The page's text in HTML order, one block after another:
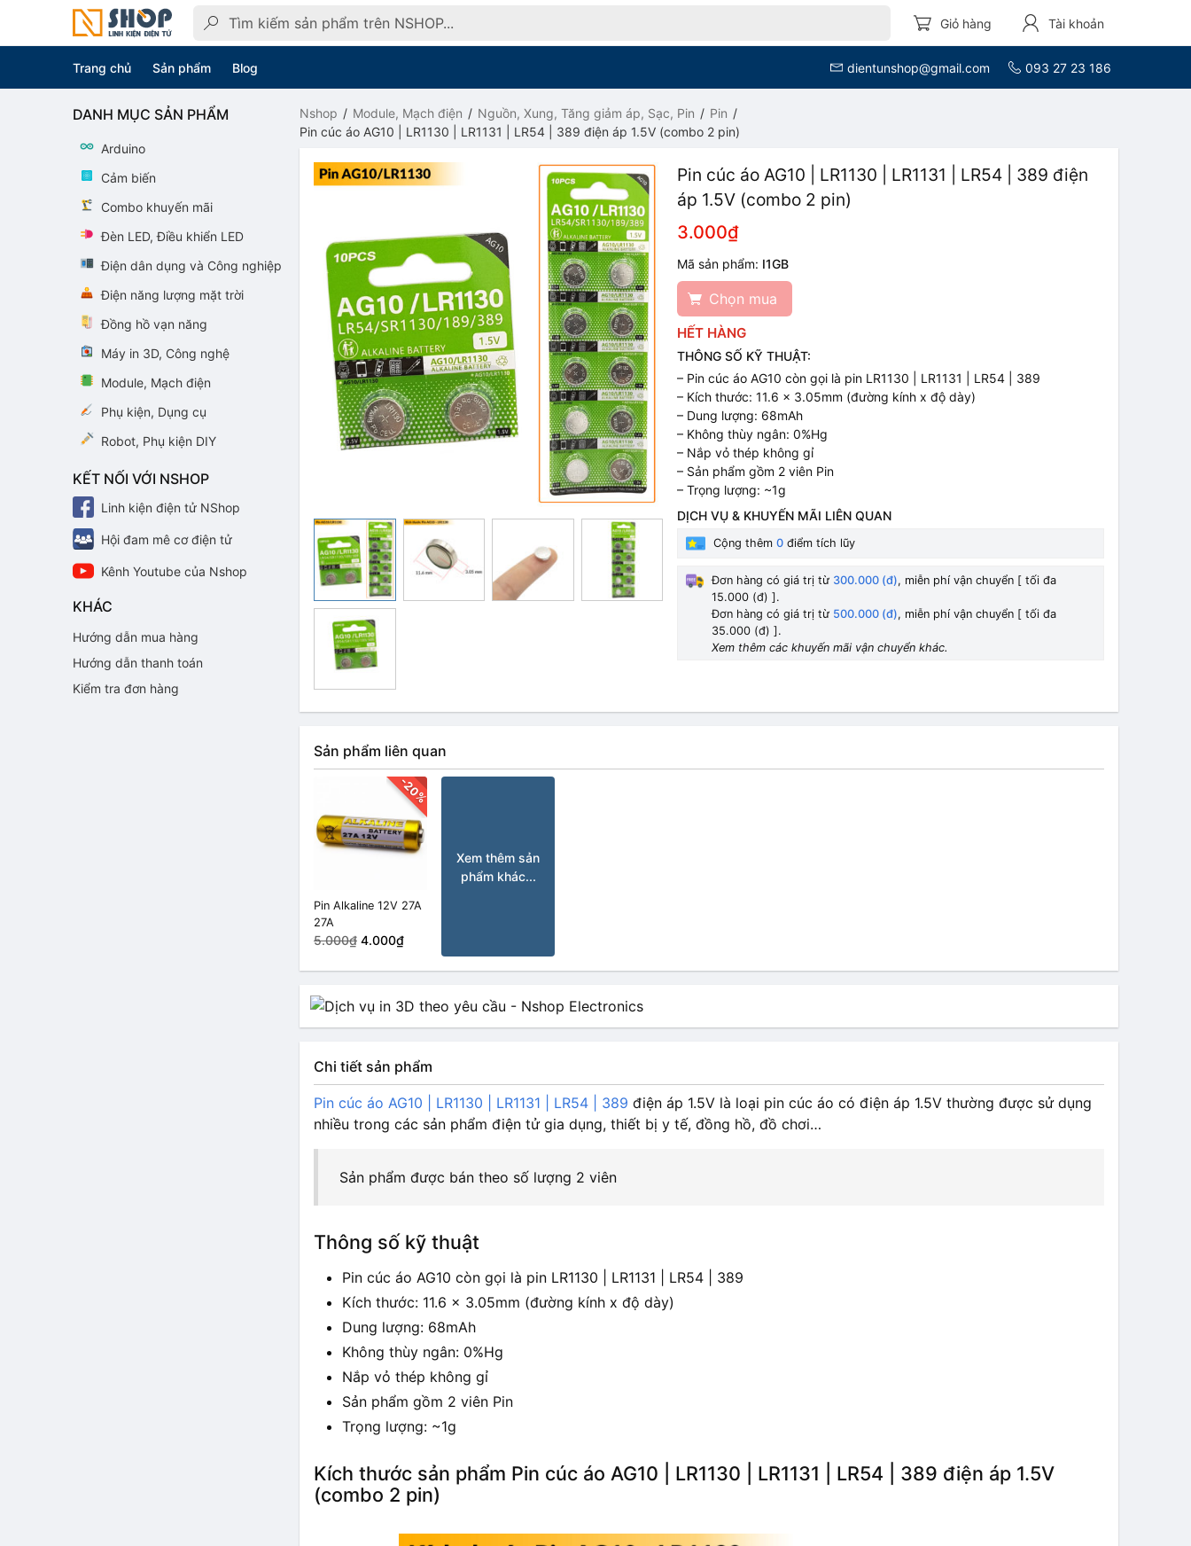
Giỏ hàng Tài khoản
Trang chủ Sản phẩm Blog dientunshop@gmail.com 093 27 23 186
Nshop Module, Mạch điện Nguồn, Xung, Tăng giảm áp, Sạc, Pin
Pin
Pin cúc áo AG10 | LR1130 | LR1131 | LR54 | 389 điện áp 1.5V (combo 2 pin)
Pin cúc áo AG10 | LR1130 | LR1131 | LR54 | 389 điện
áp 1.5V (combo 2 pin)
3.000₫
Mã sản phẩm: I1GB
Chọn mua
HẾT HÀNG
THÔNG SỐ KỸ THUẬT:
– Pin cúc áo AG10 còn gọi là pin LR1130 | LR1131 | LR54 | 389
– Kích thước: 11.6 x 3.05mm (đường kính x độ dày)
– Dung lượng: 68mAh
– Không thùy ngân: 0%Hg
– Nắp vỏ thép không gỉ
– Sản phẩm gồm 2 viên Pin
– Trọng lượng: ~1g
DỊCH VỤ & KHUYẾN MÃI LIÊN QUAN
Cộng thêm0 điểm tích lũy
Đơn hàng có giá trị từ 300.000 (đ), miễn phí vận chuyển [ tối đa
15.000 (đ) ].
Đơn hàng có giá trị từ 500.000 (đ), miễn phí vận chuyển [ tối đa
35.000 (đ) ].
Xem thêm các khuyến mãi vận chuyển khác.
Sản phẩm liên quan
-20%
Pin Alkaline 12V 27A
27A
5.000₫ 4.000₫
Xem thêm sản
phẩm khác...
Chi tiết sản phẩm
Pin cúc áo AG10 | LR1130 | LR1131 | LR54 | 389 điện áp 1.5V là loại pin cúc áo có điện áp 1.5V thường được sử dụng
nhiều trong các sản phẩm điện tử gia dụng, thiết bị y tế, đồng hồ, đồ chơi…
Sản phẩm được bán theo số lượng 2 viên
Thông số kỹ thuật
Pin cúc áo AG10 còn gọi là pin LR1130 | LR1131 | LR54 | 389
Kích thước: 11.6 x 3.05mm (đường kính x độ dày)
Dung lượng: 68mAh
Không thùy ngân: 0%Hg
Nắp vỏ thép không gỉ
Sản phẩm gồm 2 viên Pin
Trọng lượng: ~1g
Kích thước sản phẩm Pin cúc áo AG10 | LR1130 | LR1131 | LR54 | 389 điện áp 1.5V
(combo 2 pin)
DANH MỤC SẢN PHẨM
Arduino
Cảm biến
Combo khuyến mãi
Đèn LED, Điều khiển LED
Điện dân dụng và Công nghiệp
Điện năng lượng mặt trời
Đồng hồ vạn năng
Máy in 3D, Công nghệ
Module, Mạch điện
Phụ kiện, Dụng cụ
Robot, Phụ kiện DIY
KẾT NỐI VỚI NSHOP
Linh kiện điện tử NShop
Hội đam mê cơ điện tử
Kênh Youtube của Nshop
KHÁC
Hướng dẫn mua hàng
Hướng dẫn thanh toán
Kiểm tra đơn hàng